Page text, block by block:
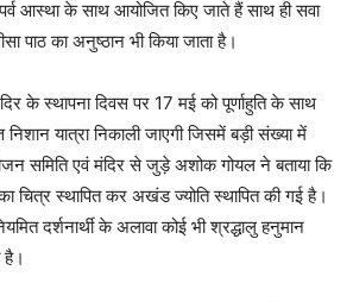
आस्था के साथ आयोजित किए जाते हैं साथ ही सवा
पाठ का अनुष्ठान भी किया जाता है।
के स्थापना दिवस पर 17 मई को पूर्णाहुति के साथ
निशान यात्रा निकाली जाएगी जिसमें बड़ी संख्या में
समिति एवं मंदिर से जुड़े अशोक गोयल ने बताया कि
चित्र स्थापित कर अखंड ज्योति स्थापित की गई है।
दर्शनार्थी के अलावा कोई भी श्रद्धालु हनुमान
है।